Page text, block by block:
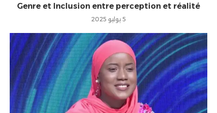
Genre et Inclusion entre perception et réalité
5 يوليو 2025